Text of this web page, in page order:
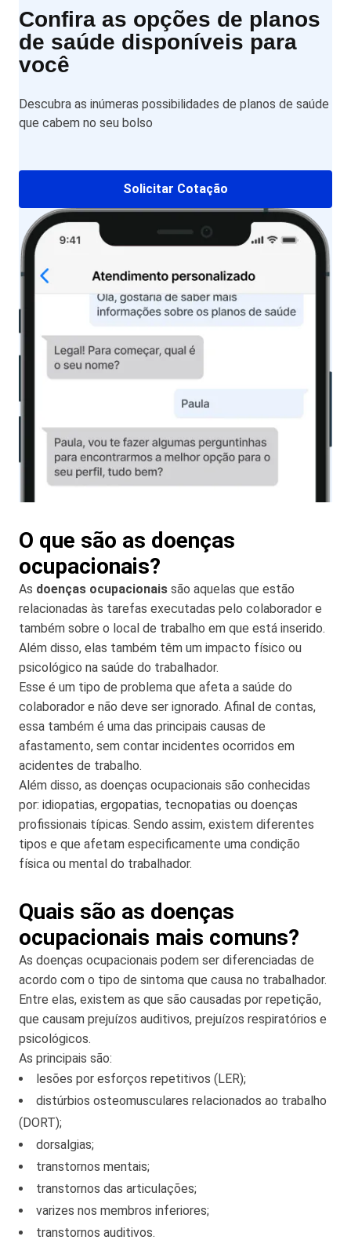
Confira as opções de planos
de saúde disponíveis para
você
Descubra as inúmeras possibilidades de planos de saúde
que cabem no seu bolso
Solicitar Cotação
O que são as doenças
ocupacionais?
As doenças ocupacionais são aquelas que estão
relacionadas às tarefas executadas pelo colaborador e
também sobre o local de trabalho em que está inserido.
Além disso, elas também têm um impacto físico ou
psicológico na saúde do trabalhador.
Esse é um tipo de problema que afeta a saúde do
colaborador e não deve ser ignorado. Afinal de contas,
essa também é uma das principais causas de
afastamento, sem contar incidentes ocorridos em
acidentes de trabalho.
Além disso, as doenças ocupacionais são conhecidas
por: idiopatias, ergopatias, tecnopatias ou doenças
profissionais típicas. Sendo assim, existem diferentes
tipos e que afetam especificamente uma condição
física ou mental do trabalhador.
Quais são as doenças
ocupacionais mais comuns?
As doenças ocupacionais podem ser diferenciadas de
acordo com o tipo de sintoma que causa no trabalhador.
Entre elas, existem as que são causadas por repetição,
que causam prejuízos auditivos, prejuízos respiratórios e
psicológicos.
As principais são:
lesões por esforços repetitivos (LER);
distúrbios osteomusculares relacionados ao trabalho
(DORT);
dorsalgias;
transtornos mentais;
transtornos das articulações;
varizes nos membros inferiores;
transtornos auditivos.